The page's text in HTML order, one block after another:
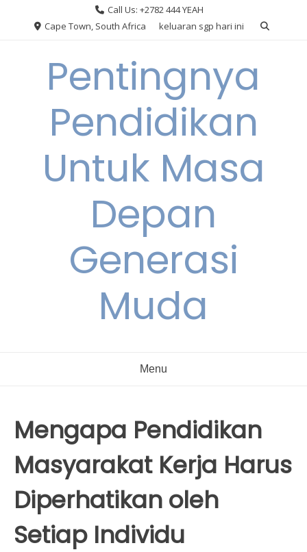
Call Us: +2782 444 YEAH
Cape Town, South Africa
keluaran sgp hari ini
Pentingnya
Pendidikan
Untuk Masa
Depan
Generasi
Muda
Menu
Mengapa Pendidikan
Masyarakat Kerja Harus
Diperhatikan oleh
Setiap Individu